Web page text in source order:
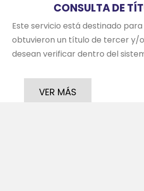
CONSULTA DE
Este servicio está destinado
obtuvieron un título de tercer y/
desean verificar dentro del
VER MÁS